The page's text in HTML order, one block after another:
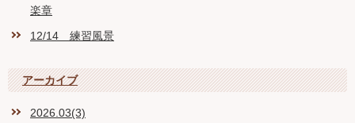
楽章
12/14 練習風景
アーカイブ
2026.03(3)